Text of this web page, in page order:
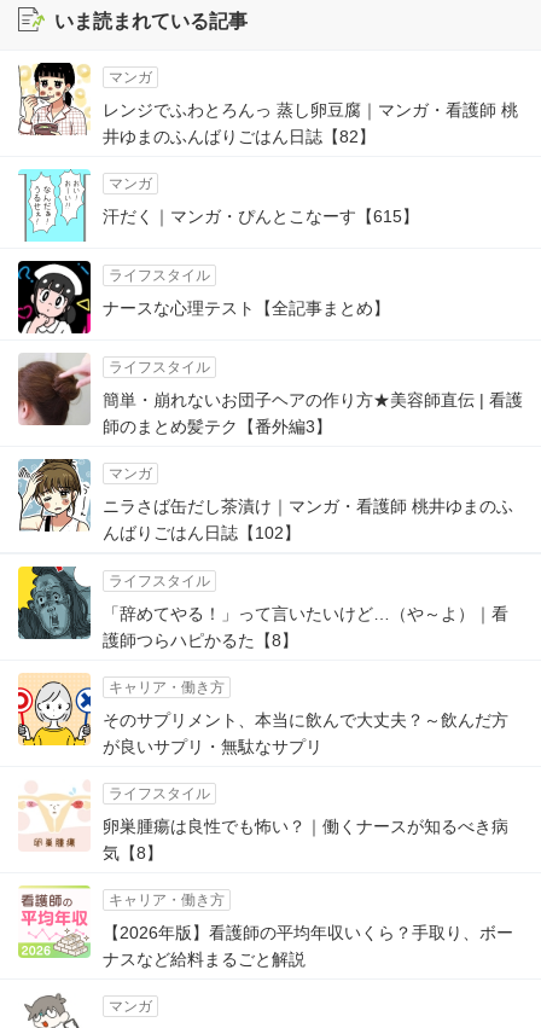
いま読まれている記事
マンガ
レンジでふわとろんっ 蒸し卵豆腐｜マンガ・看護師 桃
井ゆまのふんばりごはん日誌【82】
マンガ
汗だく｜マンガ・ぴんとこなーす【615】
ライフスタイル
ナースな心理テスト【全記事まとめ】
ライフスタイル
簡単・崩れないお団子ヘアの作り方★美容師直伝 | 看護
師のまとめ髪テク【番外編3】
マンガ
ニラさば缶だし茶漬け｜マンガ・看護師 桃井ゆまのふ
んばりごはん日誌【102】
ライフスタイル
「辞めてやる！」って言いたいけど…（や～よ）｜看
護師つらハピかるた【8】
キャリア・働き方
そのサプリメント、本当に飲んで大丈夫？～飲んだ方
が良いサプリ・無駄なサプリ
ライフスタイル
卵巣腫瘍は良性でも怖い？｜働くナースが知るべき病
気【8】
キャリア・働き方
【2026年版】看護師の平均年収いくら？手取り、ボー
ナスなど給料まるごと解説
マンガ